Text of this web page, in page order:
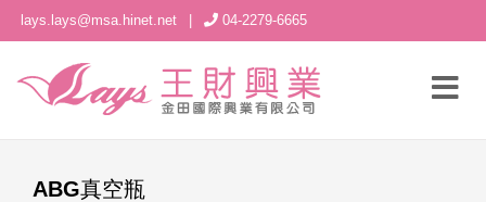
lays.lays@msa.hinet.net 04-2279-6665
ABG真空瓶